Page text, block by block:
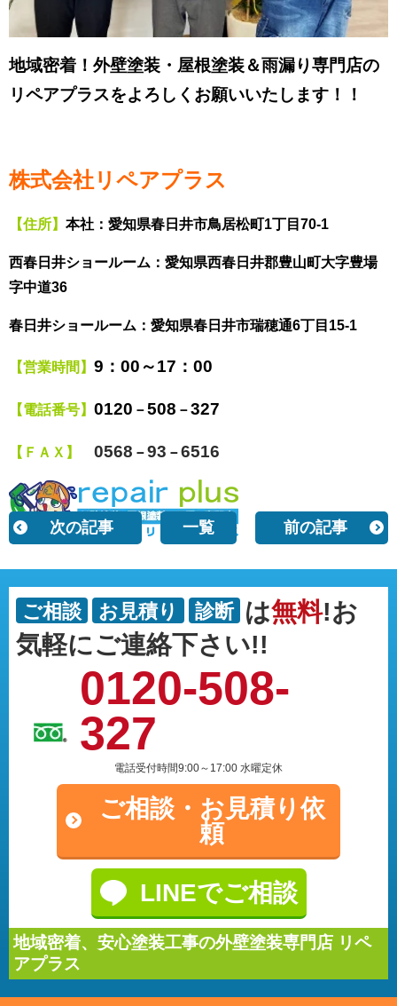
地域密着！外壁塗装・屋根塗装＆雨漏り専門店の
リペアプラスをよろしくお願いいたします！！
株式会社リペアプラス
【住所】 本社：愛知県春日井市鳥居松町1丁目70-1
西春日井ショールーム：愛知県西春日井郡豊山町大字豊場
字中道36
春日井ショールーム：愛知県春日井市瑞穂通6丁目15-1
【営業時間】 9 ：00～17：00
【電話番号】 0120 －508 －327
【ＦＡＸ】 0568 －93 －6516
次の記事 一覧 前の記事
ご相談 お見積り 診断 は無料!お
気軽にご連絡下さい!!
0120-508-
327
電話受付時間9:00～17:00 水曜定休
ご相談・ お見積り依
頼
LINEでご相談
地域密着、安心塗装工事の外壁塗装専門店 リペ
アプラス